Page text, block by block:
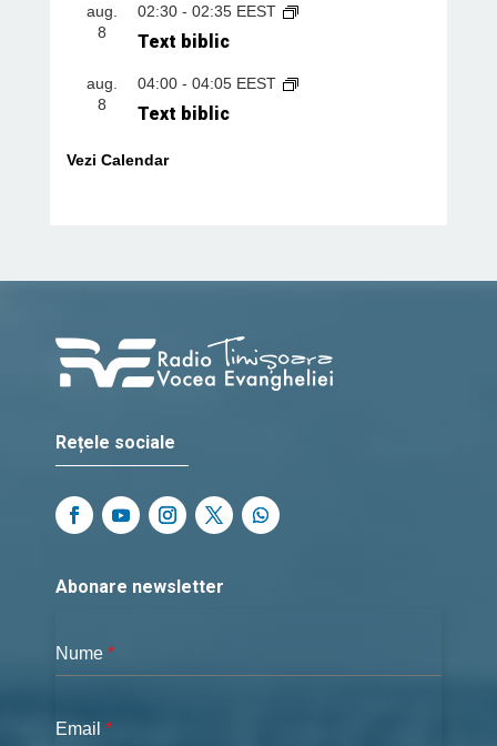
aug.
8
02:30- 02:35 EEST
Text biblic
aug.
8
04:00- 04:05 EEST
Text biblic
Vezi Calendar
Rețele sociale
Abonare newsletter
Nume *
Email *